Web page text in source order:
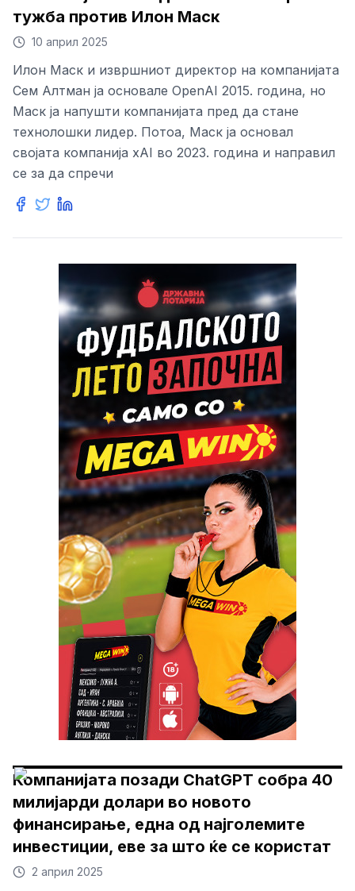
тужба против Илон Маск
10 април 2025
Илон Маск и извршниот директор на компанијата
Сем Алтман ја основале OpenAI 2015. година, но
Маск ја напушти компанијата пред да стане
технолошки лидер. Потоа, Маск ја основал
својата компанија xAI во 2023. година и направил
се за да спречи
Компанијата позади ChatGPT собра 40
милијарди долари во новото
финансирање, една од најголемите
инвестиции, еве за што ќе се користат
2 април 2025